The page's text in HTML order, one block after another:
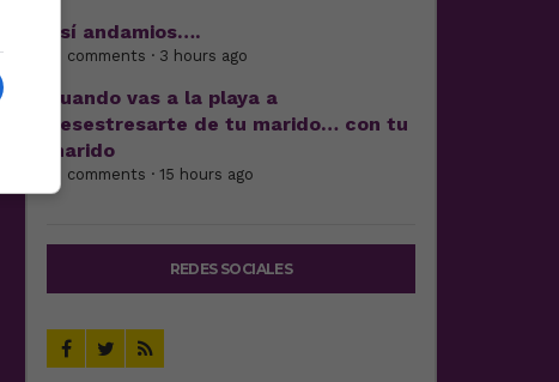
Así andamios….
16 comments · 3 hours ago
Cuando vas a la playa a
desestresarte de tu marido… con tu
marido
15 comments · 15 hours ago
REDES SOCIALES